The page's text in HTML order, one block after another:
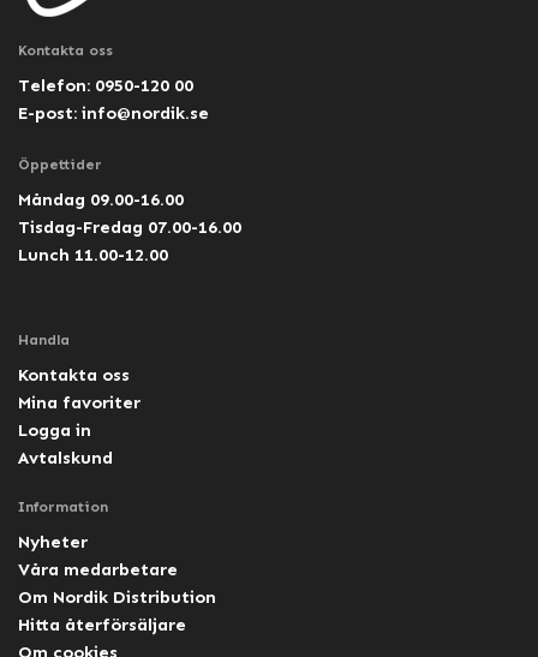
Kontakta oss
Telefon: 0950-120 00
E-post: info@nordik.se
Öppettider
Måndag 09.00-16.00
Tisdag-Fredag 07.00-16.00
Lunch 11.00-12.00
Handla
Kontakta oss
Mina favoriter
Logga in
Avtalskund
Information
Nyheter
Våra medarbetare
Om Nordik Distribution
Hitta återförsäljare
Om cookies